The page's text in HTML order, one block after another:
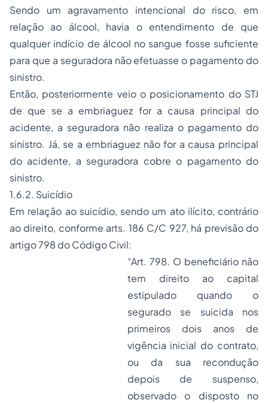
Sendo um agravamento intencional do risco, em
relação ao álcool, havia o entendimento de que
qualquer indício de álcool no sangue fosse suficiente
para que a seguradora não efetuasse o pagamento do
sinistro.
Então, posteriormente veio o posicionamento do STJ
de que se a embriaguez for a causa principal do
acidente, a seguradora não realiza o pagamento do
sinistro. Já, se a embriaguez não for a causa principal
do acidente, a seguradora cobre o pagamento do
sinistro.
1.6.2. Suicídio
Em relação ao suicídio, sendo um ato ilícito, contrário
ao direito, conforme arts. 186 C/C 927, há previsão do
artigo 798 do Código Civil:
“Art. 798. O beneficiário não
tem direito ao capital
estipulado quando o
segurado se suicida nos
primeiros dois anos de
vigência inicial do contrato,
ou da sua recondução
depois de suspenso,
observado o disposto no